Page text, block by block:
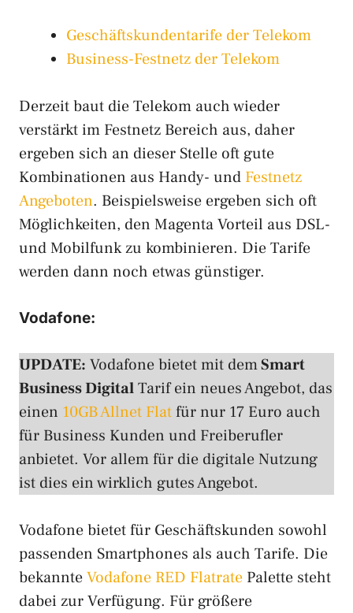
Geschäftskundentarife der Telekom
Business-Festnetz der Telekom
Derzeit baut die Telekom auch wieder
verstärkt im Festnetz Bereich aus, daher
ergeben sich an dieser Stelle oft gute
Kombinationen aus Handy- und Festnetz
Angeboten. Beispielsweise ergeben sich oft
Möglichkeiten, den Magenta Vorteil aus DSL-
und Mobilfunk zu kombinieren. Die Tarife
werden dann noch etwas günstiger.
Vodafone:
UPDATE: Vodafone bietet mit demSmart
Business DigitalTarif ein neues Angebot, das
einen 10GB Allnet Flatfür nur 17 Euro auch
für Business Kunden und Freiberufler
anbietet. Vor allem für die digitale Nutzung
ist dies ein wirklich gutes Angebot.
Vodafone bietet für Geschäftskunden sowohl
passenden Smartphones als auch Tarife. Die
bekannteVodafone RED Flatrate Palette steht
dabei zur Verfügung. Für größere